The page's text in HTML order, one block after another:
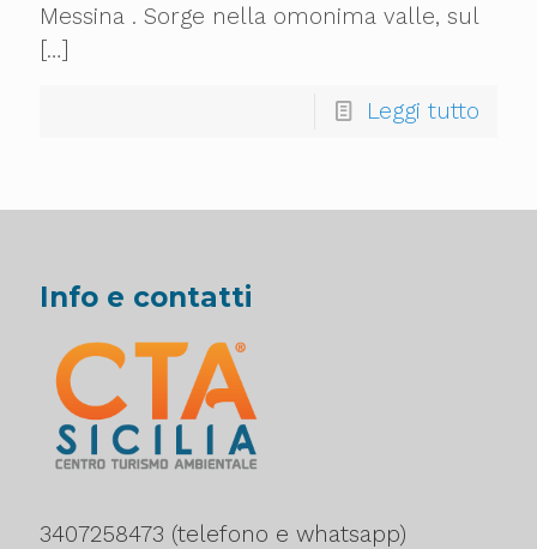
Messina . Sorge nella omonima valle, sul
[…]
Leggi tutto
Info e contatti
3407258473 (telefono e whatsapp)